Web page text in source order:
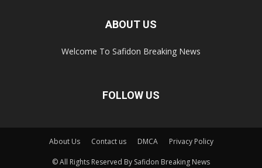
ABOUT US
Welcome To Safidon Breaking News
FOLLOW US
About Us Contact us DMCA Privacy Policy
© All Rights Reserved By Safidon Breaking News